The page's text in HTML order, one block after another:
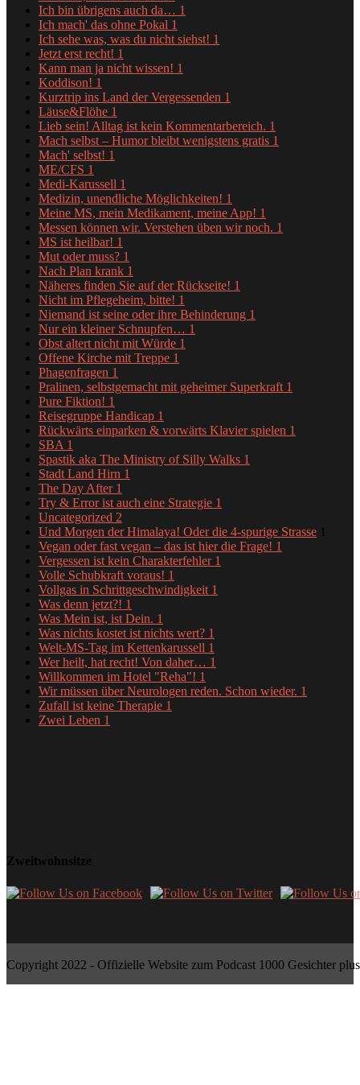
Ich bin übrigens auch da… 1
Ich mach' das ohne Pokal 1
Ich sehe was, was du nicht siehst! 1
Jetzt erst recht! 1
Kann man ja nicht wissen! 1
Koddison! 1
Kurztrip ins Land der Vergessenden 1
Läuse&Flöhe 1
Lieb sein! Alltag ist kein Kommentarbereich. 1
Mach selbst – Humor bleibt wenigstens gratis 1
Mach' selbst! 1
ME/CFS 1
Medi-Karussell 1
Medizin, unendliche Möglichkeiten! 1
Meine MS, mein Medikament, meine App! 1
Messen können wir. Verstehen üben wir noch. 1
MS ist heilbar! 1
Mut oder muss? 1
Nach Plan krank 1
Näheres finden Sie auf der Rückseite! 1
Nicht im Pflegeheim, bitte! 1
Niemand ist seine oder ihre Behinderung 1
Nur ein kleiner Schnupfen… 1
Obst altert nicht mit Würde 1
Offene Kirche mit Treppe 1
Phagenfragen 1
Pralinen, selbstgemacht mit geheimer Superkraft 1
Pure Fiktion! 1
Reisegruppe Handicap 1
Rückwärts einparken & vorwärts Klavier spielen 1
SBA 1
Spastik aka The Ministry of Silly Walks 1
Stadt Land Hirn 1
The Day After 1
Try & Error ist auch eine Strategie 1
Uncategorized 2
Und Morgen der Himalaya! Oder die 4-spurige Strasse 1
Vegan oder fast vegan – das ist hier die Frage! 1
Vergessen ist kein Charakterfehler 1
Volle Schubkraft voraus! 1
Vollgas in Schrittgeschwindigkeit 1
Was denn jetzt?! 1
Was Mein ist, ist Dein. 1
Was nichts kostet ist nichts wert? 1
Welt-MS-Tag im Kettenkarussell 1
Wer heilt, hat recht! Von daher… 1
Willkommen im Hotel "Reha"! 1
Wir müssen über Neurologen reden. Schon wieder. 1
Zufall ist keine Therapie 1
Zwei Leben 1
Zweitwohnsitze
Copyright 2022 - Offizielle Website zum Podcast 1000 Gesichter